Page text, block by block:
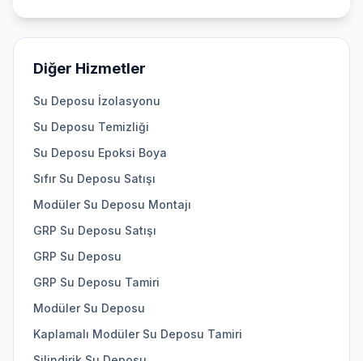
Diğer Hizmetler
Su Deposu İzolasyonu
Su Deposu Temizliği
Su Deposu Epoksi Boya
Sıfır Su Deposu Satışı
Modüler Su Deposu Montajı
GRP Su Deposu Satışı
GRP Su Deposu
GRP Su Deposu Tamiri
Modüler Su Deposu
Kaplamalı Modüler Su Deposu Tamiri